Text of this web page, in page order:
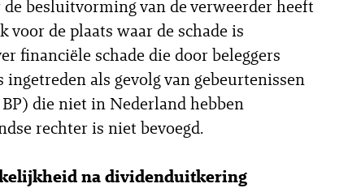
besluitvorming van de verweerder heeft
voor de plaats waar de schade is
financiële schade die door beleggers
als gevolg van gebeurtenissen
die niet in Nederland hebben
rechter is niet bevoegd.
na dividenduitkering